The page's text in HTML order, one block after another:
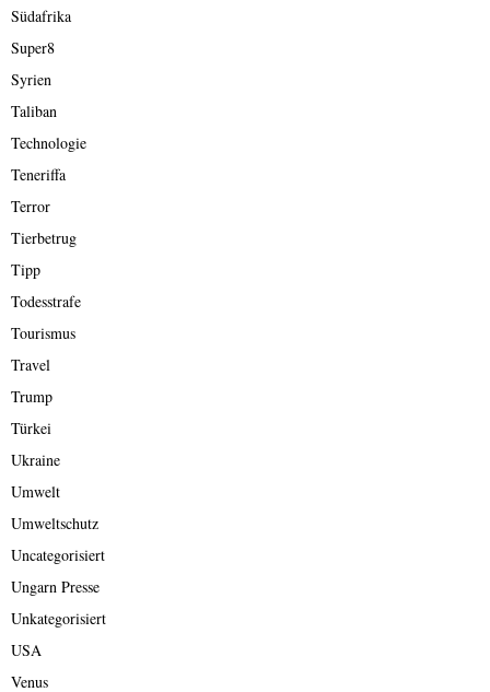
Südafrika
Super8
Syrien
Taliban
Technologie
Teneriffa
Terror
Tierbetrug
Tipp
Todesstrafe
Tourismus
Travel
Trump
Türkei
Ukraine
Umwelt
Umweltschutz
Uncategorisiert
Ungarn Presse
Unkategorisiert
USA
Venus